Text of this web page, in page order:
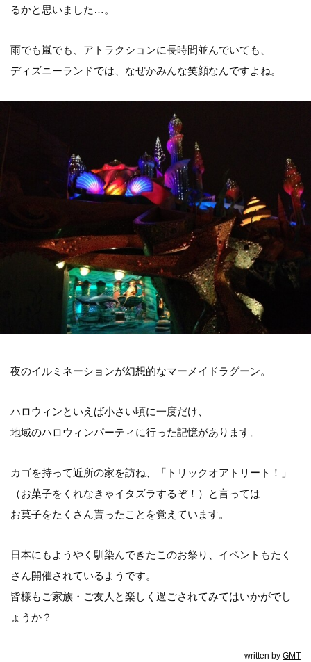
るかと思いました…。
雨でも嵐でも、アトラクションに長時間並んでいても、
ディズニーランドでは、なぜかみんな笑顔なんですよね。
夜のイルミネーションが幻想的なマーメイドラグーン。
ハロウィンといえば小さい頃に一度だけ、
地域のハロウィンパーティに行った記憶があります。
カゴを持って近所の家を訪ね、「トリックオアトリート！」
（お菓子をくれなきゃイタズラするぞ！）と言っては
お菓子をたくさん貰ったことを覚えています。
日本にもようやく馴染んできたこのお祭り、イベントもたく
さん開催されているようです。
皆様もご家族・ご友人と楽しく過ごされてみてはいかがでし
ょうか？
written by GMT